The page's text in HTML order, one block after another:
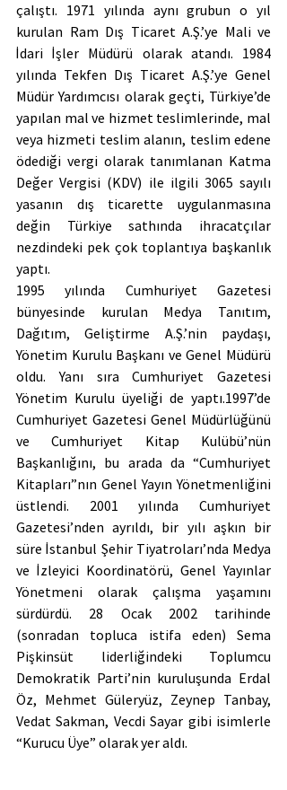
çalıştı. 1971 yılında aynı grubun o yıl
kurulan Ram Dış Ticaret A.Ş.’ye Mali ve
İdari İşler Müdürü olarak atandı. 1984
yılında Tekfen Dış Ticaret A.Ş.’ye Genel
Müdür Yardımcısı olarak geçti, Türkiye’de
yapılan mal ve hizmet teslimlerinde, mal
veya hizmeti teslim alanın, teslim edene
ödediği vergi olarak tanımlanan Katma
Değer Vergisi (KDV) ile ilgili 3065 sayılı
yasanın dış ticarette uygulanmasına
değin Türkiye sathında ihracatçılar
nezdindeki pek çok toplantıya başkanlık
yaptı.
1995 yılında Cumhuriyet Gazetesi
bünyesinde kurulan Medya Tanıtım,
Dağıtım, Geliştirme A.Ş.’nin paydaşı,
Yönetim Kurulu Başkanı ve Genel Müdürü
oldu. Yanı sıra Cumhuriyet Gazetesi
Yönetim Kurulu üyeliği de yaptı.1997’de
Cumhuriyet Gazetesi Genel Müdürlüğünü
ve Cumhuriyet Kitap Kulübü’nün
Başkanlığını, bu arada da “Cumhuriyet
Kitapları”nın Genel Yayın Yönetmenliğini
üstlendi. 2001 yılında Cumhuriyet
Gazetesi’nden ayrıldı, bir yılı aşkın bir
süre İstanbul Şehir Tiyatroları’nda Medya
ve İzleyici Koordinatörü, Genel Yayınlar
Yönetmeni olarak çalışma yaşamını
sürdürdü. 28 Ocak 2002 tarihinde
(sonradan topluca istifa eden) Sema
Pişkinsüt liderliğindeki Toplumcu
Demokratik Parti’nin kuruluşunda Erdal
Öz, Mehmet Güleryüz, Zeynep Tanbay,
Vedat Sakman, Vecdi Sayar gibi isimlerle
“Kurucu Üye” olarak yer aldı.